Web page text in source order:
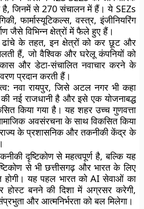
है, जिनमें से 270 संचालन में हैं। ये SEZs
फार्मास्यूटिकल्स, वस्त्र, इंजीनियरिंग
जैसे विभिन्न क्षेत्रों में फैले हुए हैं।
ढांचे के तहत, इन क्षेत्रों को कर छूट और
हैं, जो वैश्विक और घरेलू कंपनियों को
और डेटा-संचालित नवाचार करने के
प्रदान करती हैं।
: नवा रायपुर, जिसे अटल नगर भी कहा
नई राजधानी है और इसे एक योजनाबद्ध
किया गया है। यह शहर उच्च गुणवत्ता
अवसंरचना के साथ विकसित किया
के प्रशासनिक और तकनीकी केंद्र के
दृष्टिकोण से महत्वपूर्ण है, बल्कि यह
से भी छत्तीसगढ़ और भारत के लिए
होगी। यह पहल भारत को AI सेवाओं का
होस्ट बनने की दिशा में अग्रसर करेगी,
और आत्मनिर्भरता को बल मिलेगा।